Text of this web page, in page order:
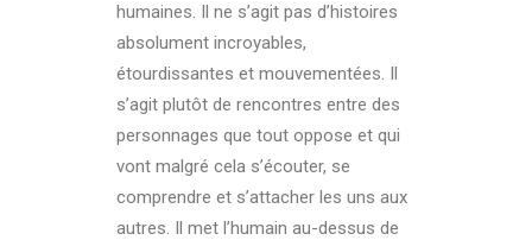
humaines. Il ne s’agit pas d’histoires
absolument incroyables,
étourdissantes et mouvementées. Il
s’agit plutôt de rencontres entre des
personnages que tout oppose et qui
vont malgré cela s’écouter, se
comprendre et s’attacher les uns aux
autres. Il met l’humain au-dessus de